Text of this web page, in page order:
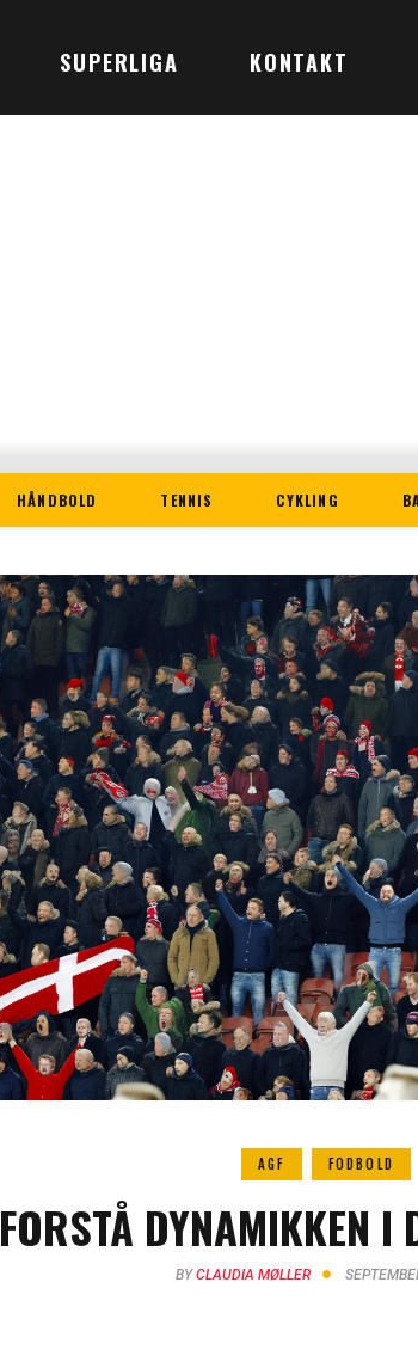
SUPERLIGA KONTAKT
HÅNDBOLD TENNIS CYKLING
AGF FODBOLD
FORSTÅ DYNAMIKKEN I
BYCLAUDIA MØLLER